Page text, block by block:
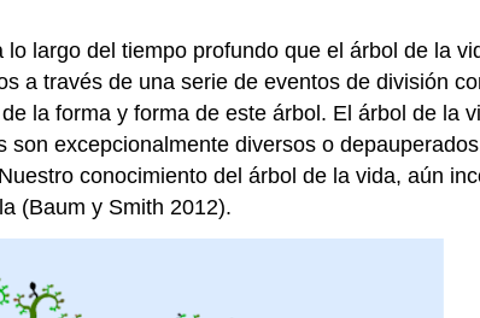
largo del tiempo profundo que el árbol de la
a través de una serie de eventos de división
la forma y forma de este árbol. El árbol de la
excepcionalmente diversos o
conocimiento del árbol de la vida, aún
(Baum y Smith 2012).